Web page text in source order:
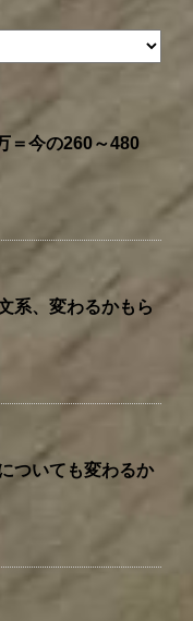
＝今の260～480
系、変わるかもら
ついても変わるか